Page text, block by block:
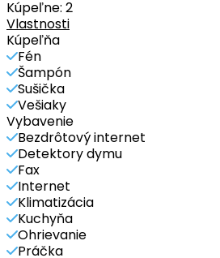
Kúpeľne: 2
Vlastnosti
Kúpeľňa
Fén
Šampón
Sušička
Vešiaky
Vybavenie
Bezdrôtový internet
Detektory dymu
Fax
Internet
Klimatizácia
Kuchyňa
Ohrievanie
Práčka